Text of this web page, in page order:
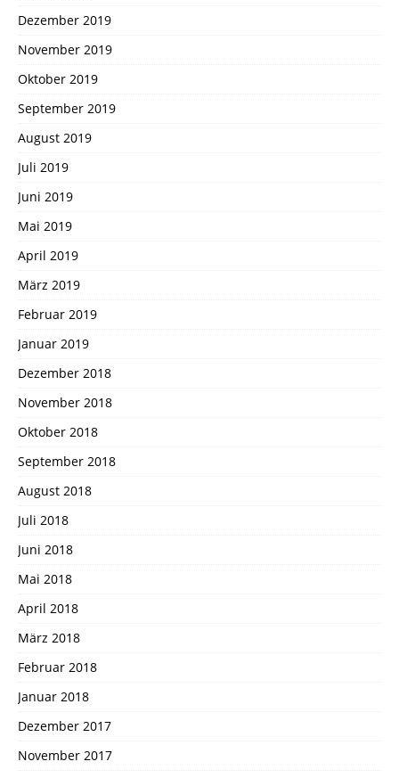
Dezember 2019
November 2019
Oktober 2019
September 2019
August 2019
Juli 2019
Juni 2019
Mai 2019
April 2019
März 2019
Februar 2019
Januar 2019
Dezember 2018
November 2018
Oktober 2018
September 2018
August 2018
Juli 2018
Juni 2018
Mai 2018
April 2018
März 2018
Februar 2018
Januar 2018
Dezember 2017
November 2017